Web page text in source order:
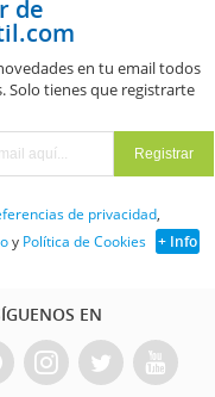
de
en tu email todos
Solo tienes que registrarte
de privacidad,
y Política de Cookies + Info
EN